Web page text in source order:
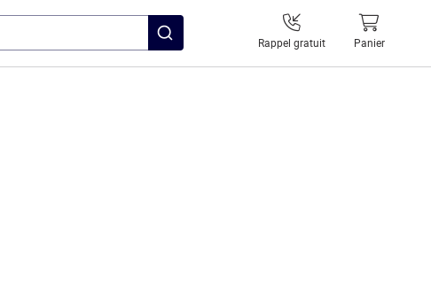
Rappel gratuit Panier